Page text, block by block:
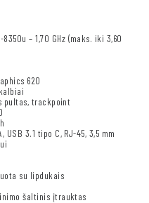
8350u – 1,70 GHz (maks. iki 3,60
620
pultas, trackpoint
USB 3.1 tipo C, RJ-45, 3,5 mm
su lipdukais
šaltinis įtrauktas